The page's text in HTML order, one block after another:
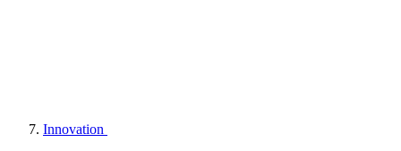
Innovation